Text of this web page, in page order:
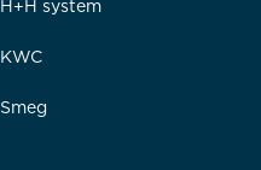
H+H system
KWC
Smeg